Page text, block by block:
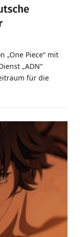
„One Piece“ mit
„ADN“
für die